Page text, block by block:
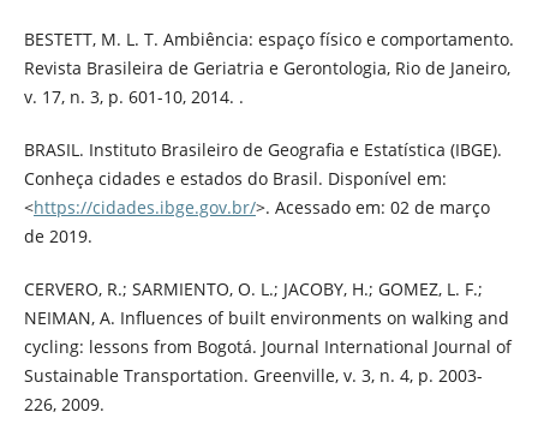
BESTETT, M. L. T. Ambiência: espaço físico e comportamento.
Revista Brasileira de Geriatria e Gerontologia, Rio de Janeiro,
v. 17, n. 3, p. 601-10, 2014. .
BRASIL. Instituto Brasileiro de Geografia e Estatística (IBGE).
Conheça cidades e estados do Brasil. Disponível em:
<https://cidades.ibge.gov.br/>. Acessado em: 02 de março
de 2019.
CERVERO, R.; SARMIENTO, O. L.; JACOBY, H.; GOMEZ, L. F.;
NEIMAN, A. Influences of built environments on walking and
cycling: lessons from Bogotá. Journal International Journal of
Sustainable Transportation. Greenville, v. 3, n. 4, p. 2003-
226, 2009.